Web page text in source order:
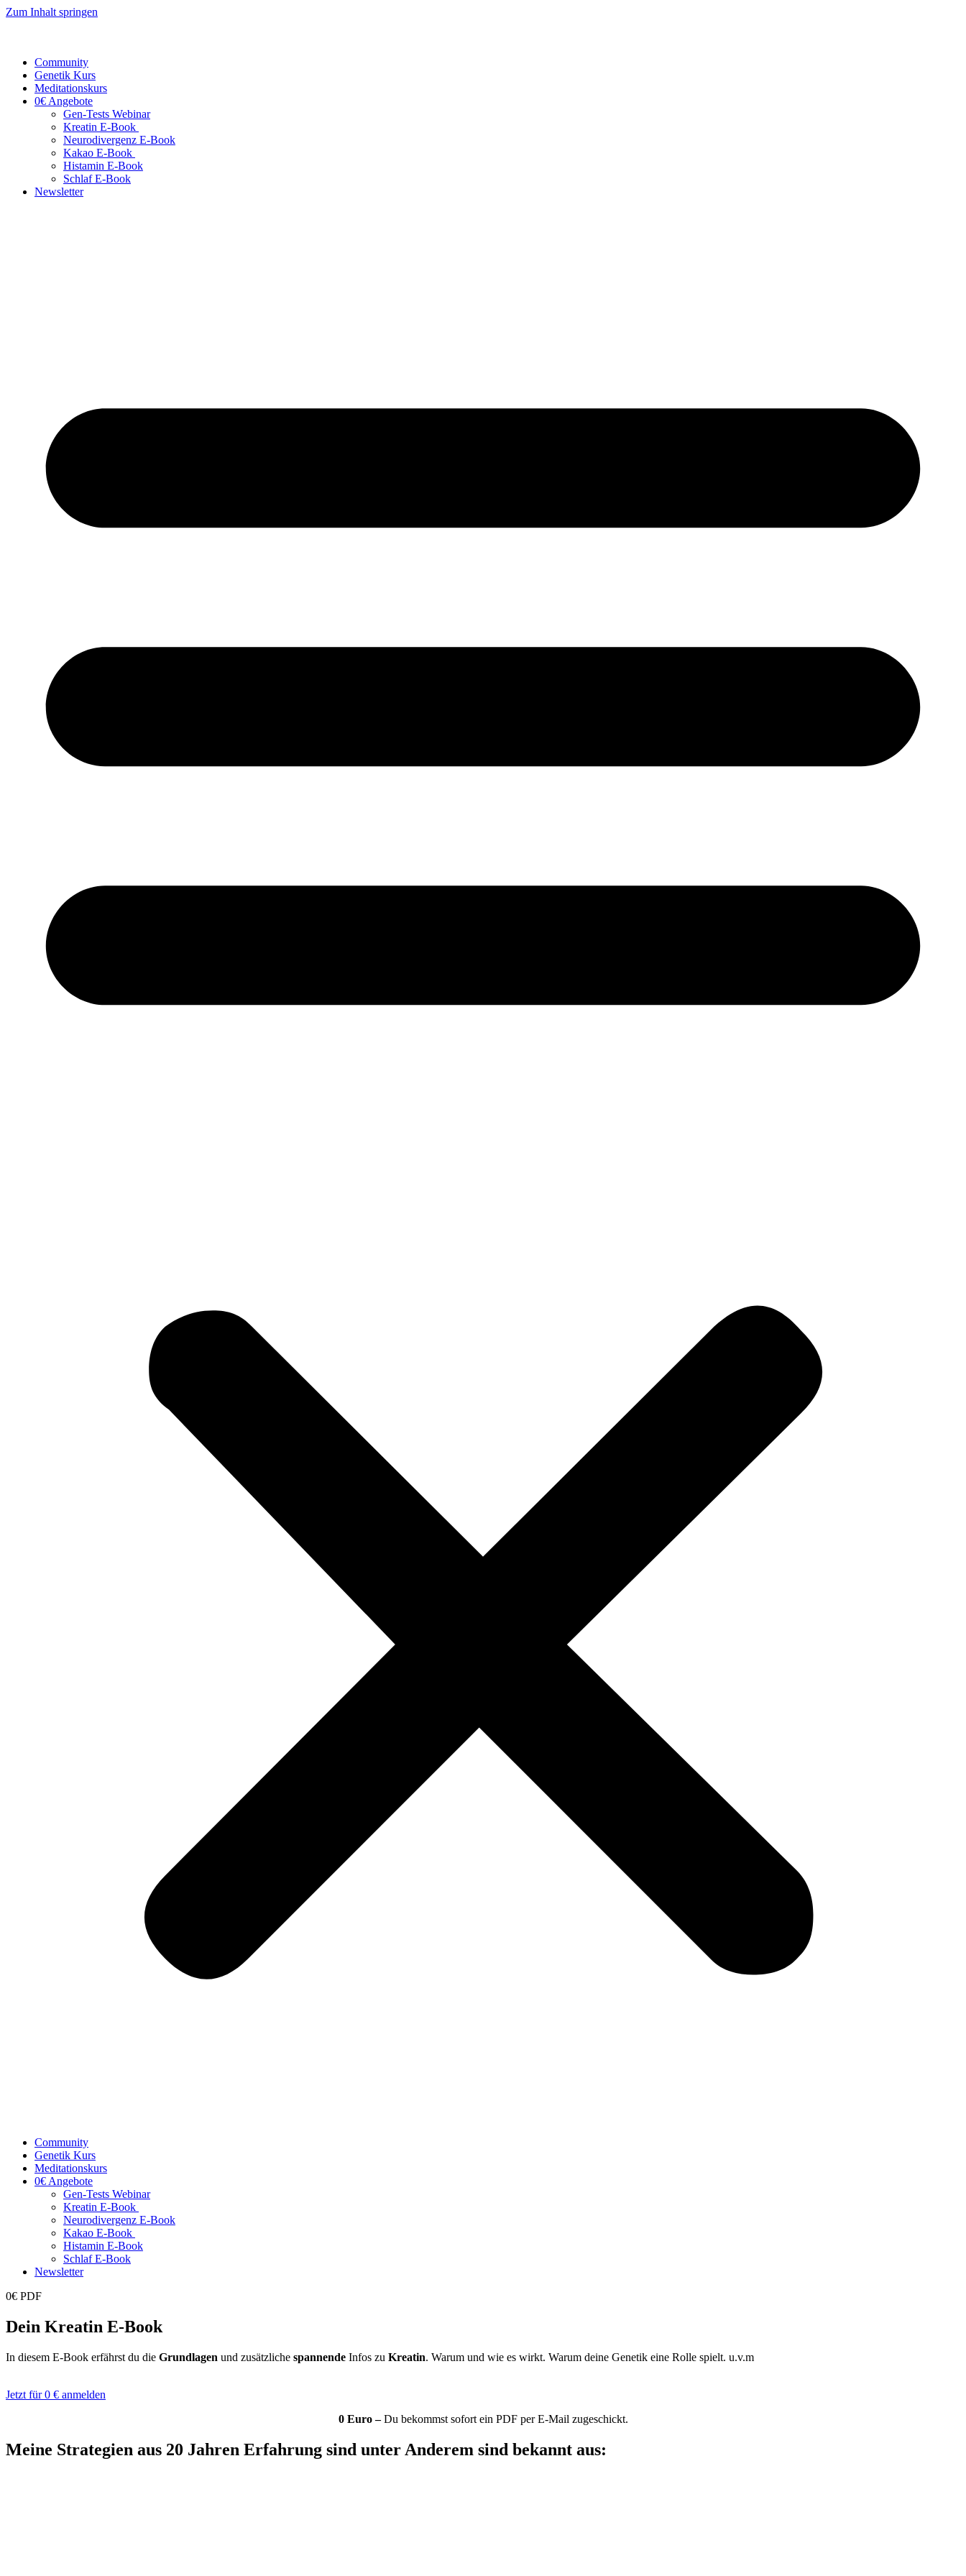
Zum Inhalt springen
Community
Genetik Kurs
Meditationskurs
0€ Angebote
Gen-Tests Webinar
Kreatin E-Book
Neurodivergenz E-Book
Kakao E-Book
Histamin E-Book
Schlaf E-Book
Newsletter
Community
Genetik Kurs
Meditationskurs
0€ Angebote
Gen-Tests Webinar
Kreatin E-Book
Neurodivergenz E-Book
Kakao E-Book
Histamin E-Book
Schlaf E-Book
Newsletter
0€ PDF
Dein Kreatin E-Book
In diesem E-Book erfährst du die Grundlagen und zusätzliche spannende Infos zu Kreatin. Warum und wie es wirkt. Warum deine Genetik eine Rolle spielt. u.v.m
Jetzt für 0 € anmelden
0 Euro –Du bekommst sofort ein PDF per E-Mail zugeschickt.
Meine Strategien aus 20 Jahren Erfahrung sind unter Anderem sind bekannt aus: